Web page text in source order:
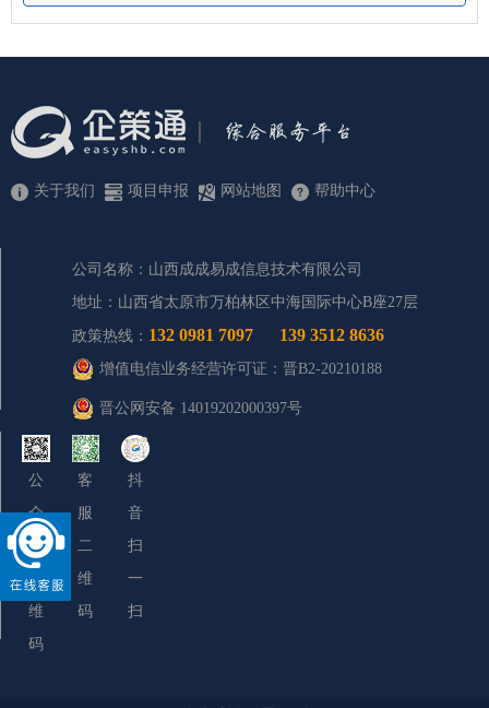
关于我们 项目申报 网站地图 帮助中心
公司名称：山西成成易成信息技术有限公司
地址：山西省太原市万柏林区中海国际中心B座27层
政策热线： 132 0981 7097 139 3512 8636
增值电信业务经营许可证：晋B2-20210188
晋公网安备 14019202000397号
公
众
号
二
维
码
客
服
二
维
码
抖
音
扫
一
扫